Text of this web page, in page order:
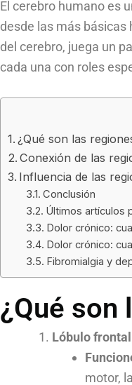
El cerebro humano es
desde las más
del cerebro, juega un
cada una con roles
¿Qué son las
Conexión de las
Influencia de las
Conclusión
Últimos artículos
Dolor crónico:
Dolor crónico:
Fibromialgia y
¿Qué son
Lóbulo frontal
motor,